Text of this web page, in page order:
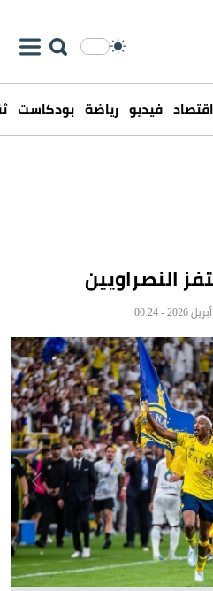
اقتصاد فيديو رياضة بودكاست
النصراويين